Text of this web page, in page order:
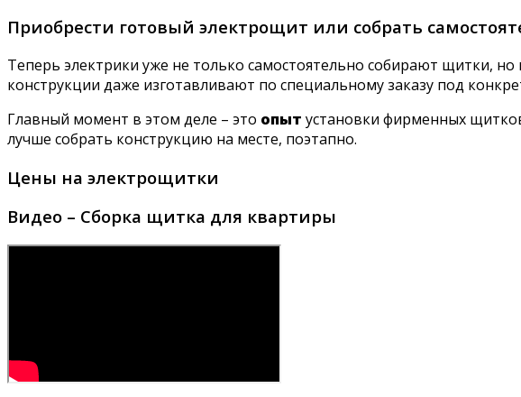
Приобрести готовый электрощит или собрать
Теперь электрики уже не только самостоятельно собирают щитки,
конструкции даже изготавливают по специальному заказу под
Главный момент в этом деле – это опыт установки фирменных
лучше собрать конструкцию на месте, поэтапно.
Цены на электрощитки
Видео – Сборка щитка для квартиры